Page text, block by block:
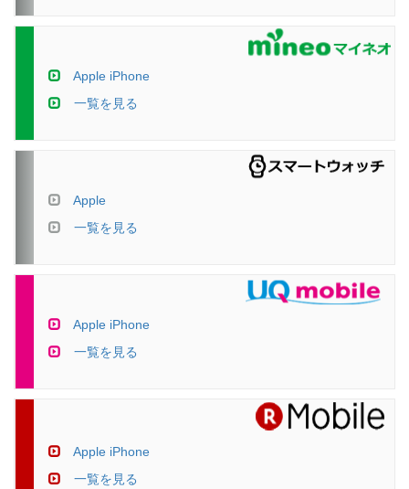
Apple iPhone
一覧を見る
Apple
一覧を見る
Apple iPhone
一覧を見る
Apple iPhone
一覧を見る